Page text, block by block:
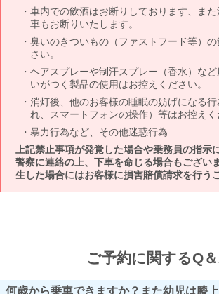
車内での飲酒はお断りしております、ま
車もお断りいたします。
臭いのきついもの（ファストフード等）
さい。
ヘアスプレーや制汗スプレー（香水）な
いがつく製品の使用はお控えください。
消灯後、他のお客様の睡眠の妨げになる
れ、スマートフォンの操作）等はお控えく
暴力行為など、その他迷惑行為
上記禁止事項が発覚した場合や乗務員の指示
警察に連絡の上、下車を命じる場合もござい
生した場合にはお客様に損害賠償請求を行う
ご予約に関するQ
何歳から乗車できますか？また幼児は膝